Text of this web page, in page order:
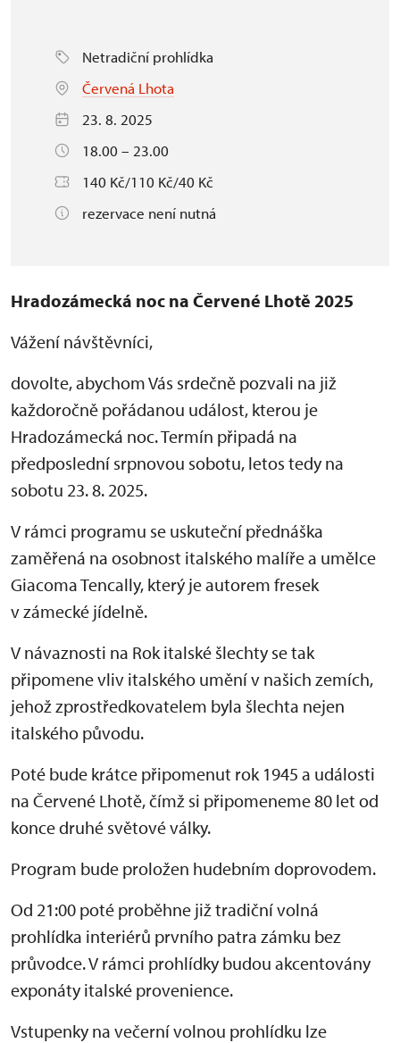
Netradiční prohlídka
Červená Lhota
23. 8. 2025
18.00 – 23.00
140 Kč/110 Kč/40 Kč
rezervace není nutná
Hradozámecká noc na Červené Lhotě 2025
Vážení návštěvníci,
dovolte, abychom Vás srdečně pozvali na již
každoročně pořádanou událost, kterou je
Hradozámecká noc. Termín připadá na
předposlední srpnovou sobotu, letos tedy na
sobotu 23. 8. 2025.
V rámci programu se uskuteční přednáška
zaměřená na osobnost italského malíře a umělce
Giacoma Tencally, který je autorem fresek
v zámecké jídelně.
V návaznosti na Rok italské šlechty se tak
připomene vliv italského umění v našich zemích,
jehož zprostředkovatelem byla šlechta nejen
italského původu.
Poté bude krátce připomenut rok 1945 a události
na Červené Lhotě, čímž si připomeneme 80 let od
konce druhé světové války.
Program bude proložen hudebním doprovodem.
Od 21:00 poté proběhne již tradiční volná
prohlídka interiérů prvního patra zámku bez
průvodce. V rámci prohlídky budou akcentovány
exponáty italské provenience.
Vstupenky na večerní volnou prohlídku lze